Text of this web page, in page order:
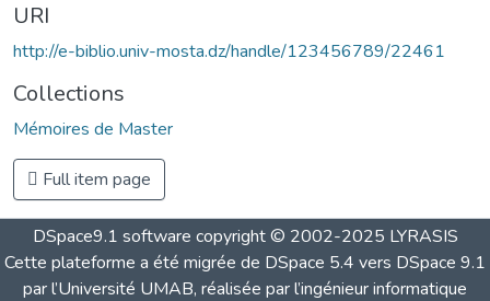
URI
http://e-biblio.univ-mosta.dz/handle/123456789/22461
Collections
Mémoires de Master
Full item page
DSpace9.1 software copyright © 2002-2025 LYRASIS
Cette plateforme a été migrée de DSpace 5.4 vers DSpace 9.1
par l’Université UMAB, réalisée par l’ingénieur informatique